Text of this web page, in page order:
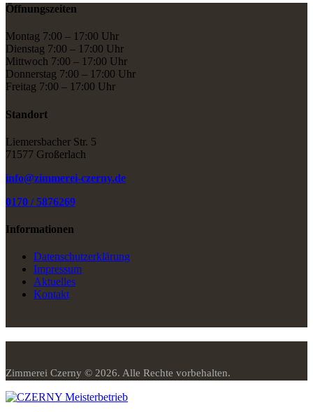
Öffnungszeiten
Montag 7:00 – 17:00 Uhr
Dienstag 7:00 – 17:00 Uhr
Mittwoch 7:00 – 17:00 Uhr
Donnerstag 7:00 – 17:00 Uhr
Freitag 7:00 – 17:00 Uhr
Standort
Liemersbacher Str. 5
71577 Großerlach
info@zimmerei-czerny.de
0170 / 5876269
Informationen
Datenschutzerklärung
Impressum
Aktuelles
Kontakt
Zimmerei Czerny © 2026. Alle Rechte vorbehalten.